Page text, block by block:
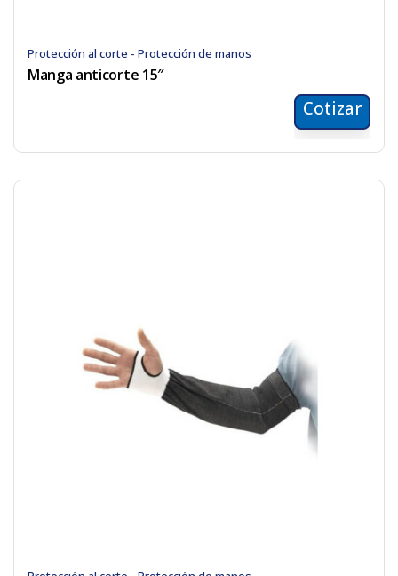
Protección al corte - Protección de manos
Manga anticorte 15″
Cotizar